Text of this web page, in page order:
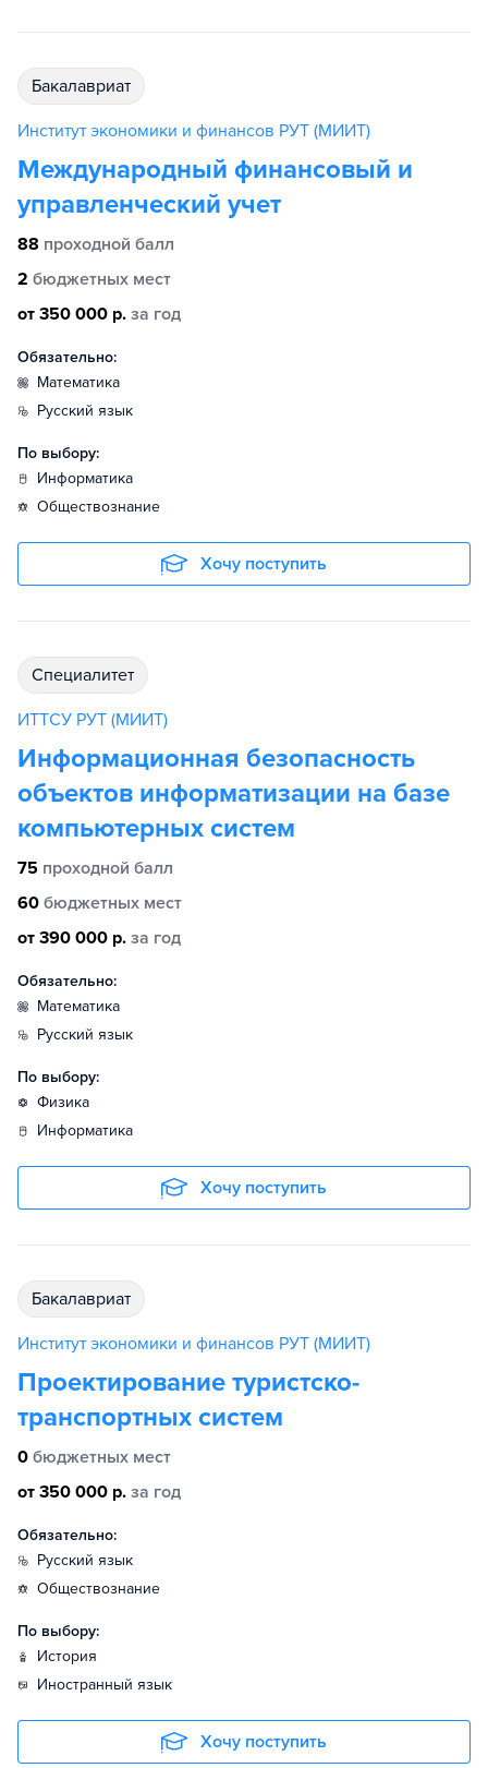
бакалавриат
Институт экономики и финансов РУТ (МИИТ)
Международный финансовый и
управленческий учет
88 проходной балл
2 бюджетных мест
от 350 000 р. за год
Обязательно:
математика
русский язык
По выбору:
информатика
обществознание
Хочу поступить
специалитет
ИТТСУ РУТ (МИИТ)
Информационная безопасность
объектов информатизации на базе
компьютерных систем
75 проходной балл
60 бюджетных мест
от 390 000 р. за год
Обязательно:
математика
русский язык
По выбору:
физика
информатика
Хочу поступить
бакалавриат
Институт экономики и финансов РУТ (МИИТ)
Проектирование туристско-
транспортных систем
0 бюджетных мест
от 350 000 р. за год
Обязательно:
русский язык
обществознание
По выбору:
история
иностранный язык
Хочу поступить